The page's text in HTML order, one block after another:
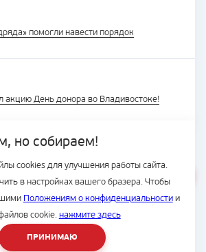
но собираем!
cookies для улучшения работы сайта.
в настройках вашего бразера. Чтобы
Положениям о конфиденциальностии
cookie. нажмите здесь
ПРИНИМАЮ
помогли навести порядок
акцию День донора во Владивостоке!